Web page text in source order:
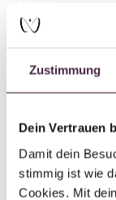
Zustimmung
Dein Vertrauen
Damit dein
stimmig ist wie
Cookies. Mit
Hosla 3
Partner without